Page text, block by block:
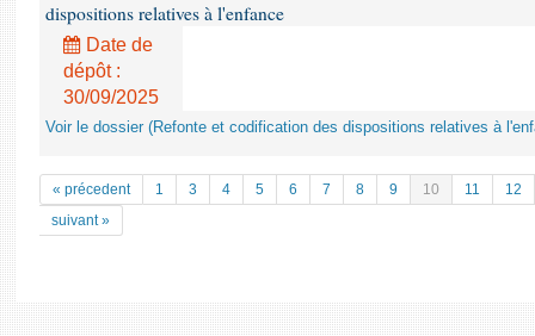
dispositions relatives à l'enfance
Date de
dépôt :
30/09/2025
Voir le dossier (Refonte et codification des dispositions relatives à
« précedent 1 3 4 5 6 7 8 9 10 11
12
suivant »